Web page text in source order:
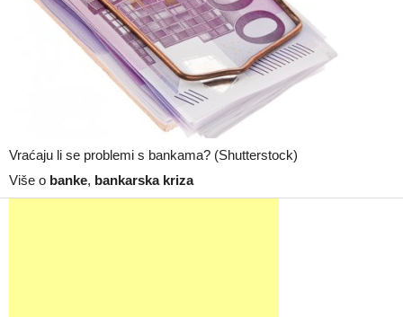
Vraćaju li se problemi s bankama? (Shutterstock)
Više o banke, bankarska kriza